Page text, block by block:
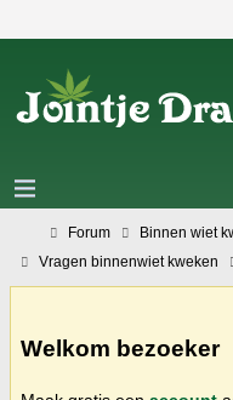
Forum Binnen wiet
Vragen binnenwiet kweken
Welkom bezoeker